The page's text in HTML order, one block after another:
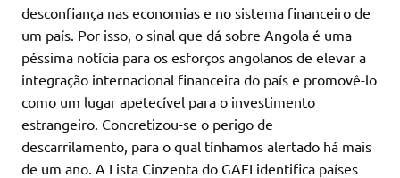
desconfiança nas economias e no sistema financeiro de
um país. Por isso, o sinal que dá sobre Angola é uma
péssima notícia para os esforços angolanos de elevar a
integração internacional financeira do país e promovê-lo
como um lugar apetecível para o investimento
estrangeiro. Concretizou-se o perigo de
descarrilamento, para o qual tínhamos alertado há mais
de um ano. A Lista Cinzenta do GAFI identifica países